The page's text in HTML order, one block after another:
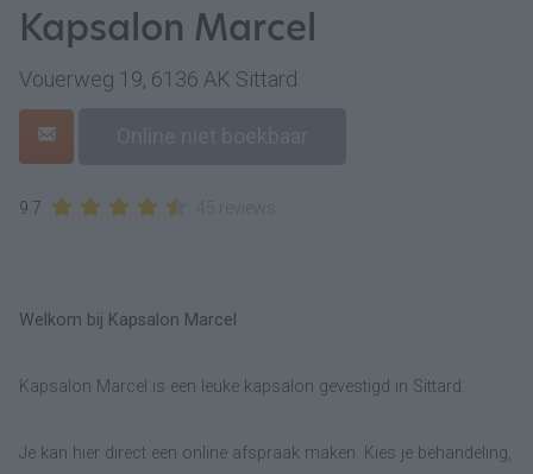
Kapsalon Marcel
Vouerweg 19, 6136 AK Sittard
9.7
Welkom bij Kapsalon Marcel
Kapsalon Marcel is een leuke kapsalon gevestigd in Sittard.
Je kan hier direct een online afspraak maken. Kies je behandeling,